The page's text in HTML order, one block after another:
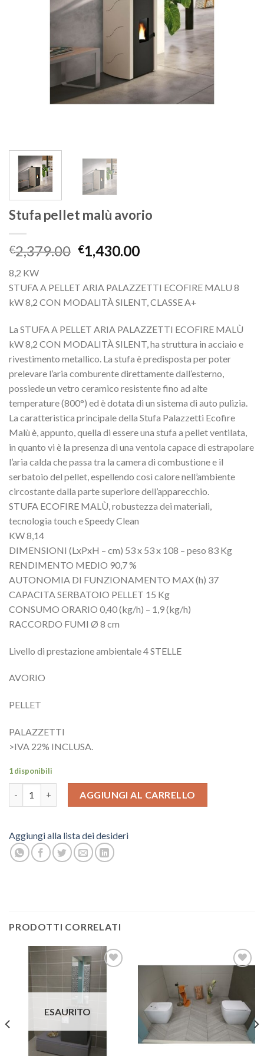
Stufa pellet malù avorio
€2,379.00 €1,430.00
8,2 KW
STUFA A PELLET ARIA PALAZZETTI ECOFIRE MALU 8
kW 8,2 CON MODALITÀ SILENT, CLASSE A+
La STUFA A PELLET ARIA PALAZZETTI ECOFIRE MALÙ
kW 8,2 CON MODALITÀ SILENT, ha struttura in acciaio e
rivestimento metallico. La stufa è predisposta per poter
prelevare l’aria comburente direttamente dall’esterno,
possiede un vetro ceramico resistente fino ad alte
temperature (800°) ed è dotata di un sistema di auto pulizia.
La caratteristica principale della Stufa Palazzetti Ecofire
Malù è, appunto, quella di essere una stufa a pellet ventilata,
in quanto vi è la presenza di una ventola capace di estrapolare
l’aria calda che passa tra la camera di combustione e il
serbatoio del pellet, espellendo così calore nell’ambiente
circostante dalla parte superiore dell’apparecchio.
STUFA ECOFIRE MALÙ, robustezza dei materiali,
tecnologia touch e Speedy Clean
KW 8,14
DIMENSIONI (LxPxH – cm) 53 x 53 x 108 – peso 83 Kg
RENDIMENTO MEDIO 90,7 %
AUTONOMIA DI FUNZIONAMENTO MAX (h) 37
CAPACITA SERBATOIO PELLET 15 Kg
CONSUMO ORARIO 0,40 (kg/h) – 1,9 (kg/h)
RACCORDO FUMI Ø 8 cm
Livello di prestazione ambientale 4 STELLE
AVORIO
PELLET
PALAZZETTI
>IVA 22% INCLUSA.
1 disponibili
AGGIUNGI AL CARRELLO
Aggiungi alla lista dei desideri
PRODOTTI CORRELATI
Aggiungi
dei
ESAURITO
Aggiungi
alla lista
desideri